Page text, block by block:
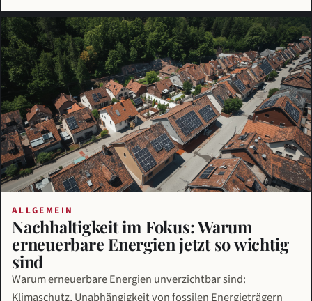
ALLGEMEIN
Nachhaltigkeit im Fokus: Warum
erneuerbare Energien jetzt so wichtig
sind
Warum erneuerbare Energien unverzichtbar sind:
Klimaschutz, Unabhängigkeit von fossilen Energieträgern